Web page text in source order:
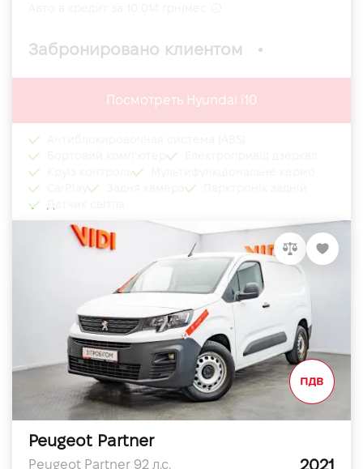
Забронировано клиентом
Посмотреть Hyundai i10
Peugeot Partner
Peugeot Partner 92 л.с. 2021